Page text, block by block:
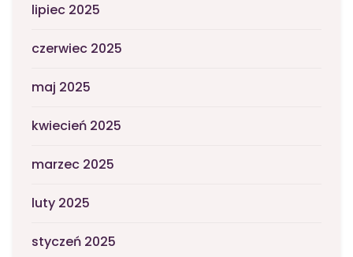
lipiec 2025
czerwiec 2025
maj 2025
kwiecień 2025
marzec 2025
luty 2025
styczeń 2025